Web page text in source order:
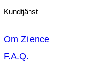
Kundtjänst
Om Zilence
F.A.Q.